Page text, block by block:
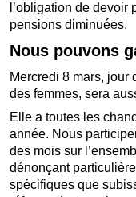
l’obligation de devoir
pensions diminuées.
Nous pouvons
Mercredi 8 mars, jour
des femmes, sera
Elle a toutes les
année. Nous
des mois sur
dénonçant
spécifiques que